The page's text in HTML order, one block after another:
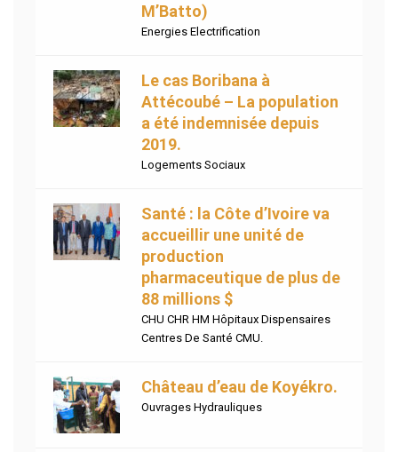
M’Batto)
Energies Electrification
Le cas Boribana à
Attécoubé – La population
a été indemnisée depuis
2019.
Logements Sociaux
Santé : la Côte d’Ivoire va
accueillir une unité de
production
pharmaceutique de plus de
88 millions $
CHU CHR HM Hôpitaux Dispensaires
Centres De Santé CMU.
Château d’eau de Koyékro.
Ouvrages Hydrauliques